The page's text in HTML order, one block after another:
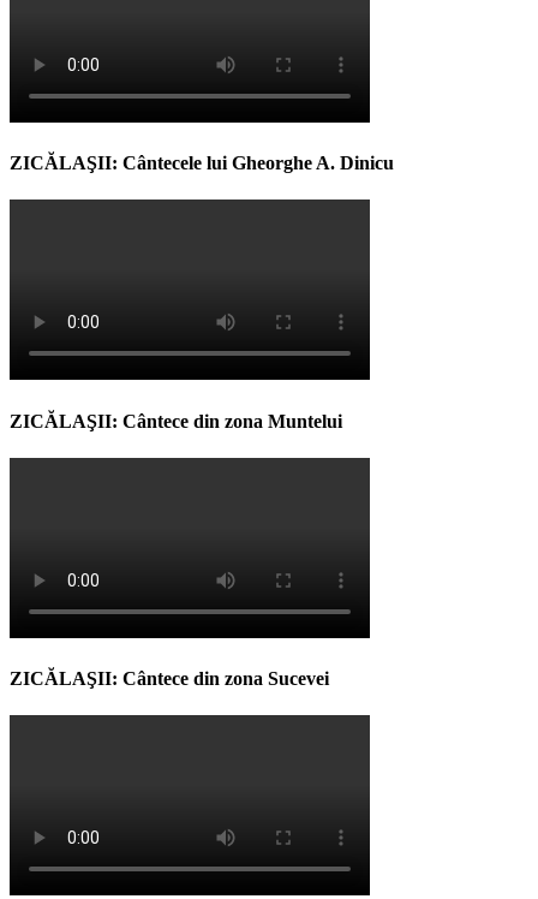
ZICĂLAŞII: Cântecele lui Gheorghe A. Dinicu
ZICĂLAŞII: Cântece din zona Muntelui
ZICĂLAŞII: Cântece din zona Sucevei